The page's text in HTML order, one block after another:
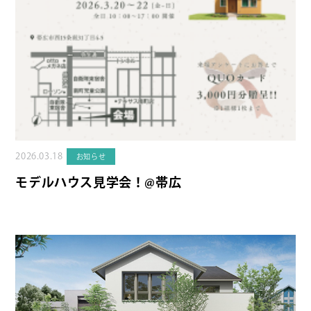
2026.03.18 お知らせ
モデルハウス見学会！@帯広